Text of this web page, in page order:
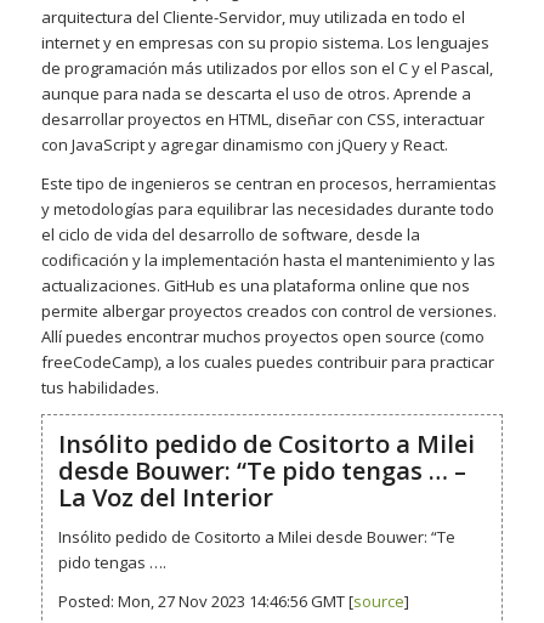
arquitectura del Cliente-Servidor, muy utilizada en todo el
internet y en empresas con su propio sistema. Los lenguajes
de programación más utilizados por ellos son el C y el Pascal,
aunque para nada se descarta el uso de otros. Aprende a
desarrollar proyectos en HTML, diseñar con CSS, interactuar
con JavaScript y agregar dinamismo con jQuery y React.
Este tipo de ingenieros se centran en procesos, herramientas
y metodologías para equilibrar las necesidades durante todo
el ciclo de vida del desarrollo de software, desde la
codificación y la implementación hasta el mantenimiento y las
actualizaciones. GitHub es una plataforma online que nos
permite albergar proyectos creados con control de versiones.
Allí puedes encontrar muchos proyectos open source (como
freeCodeCamp), a los cuales puedes contribuir para practicar
tus habilidades.
Insólito pedido de Cositorto a Milei
desde Bouwer: “Te pido tengas … –
La Voz del Interior
Insólito pedido de Cositorto a Milei desde Bouwer: “Te
pido tengas ….
Posted: Mon, 27 Nov 2023 14:46:56 GMT [source]